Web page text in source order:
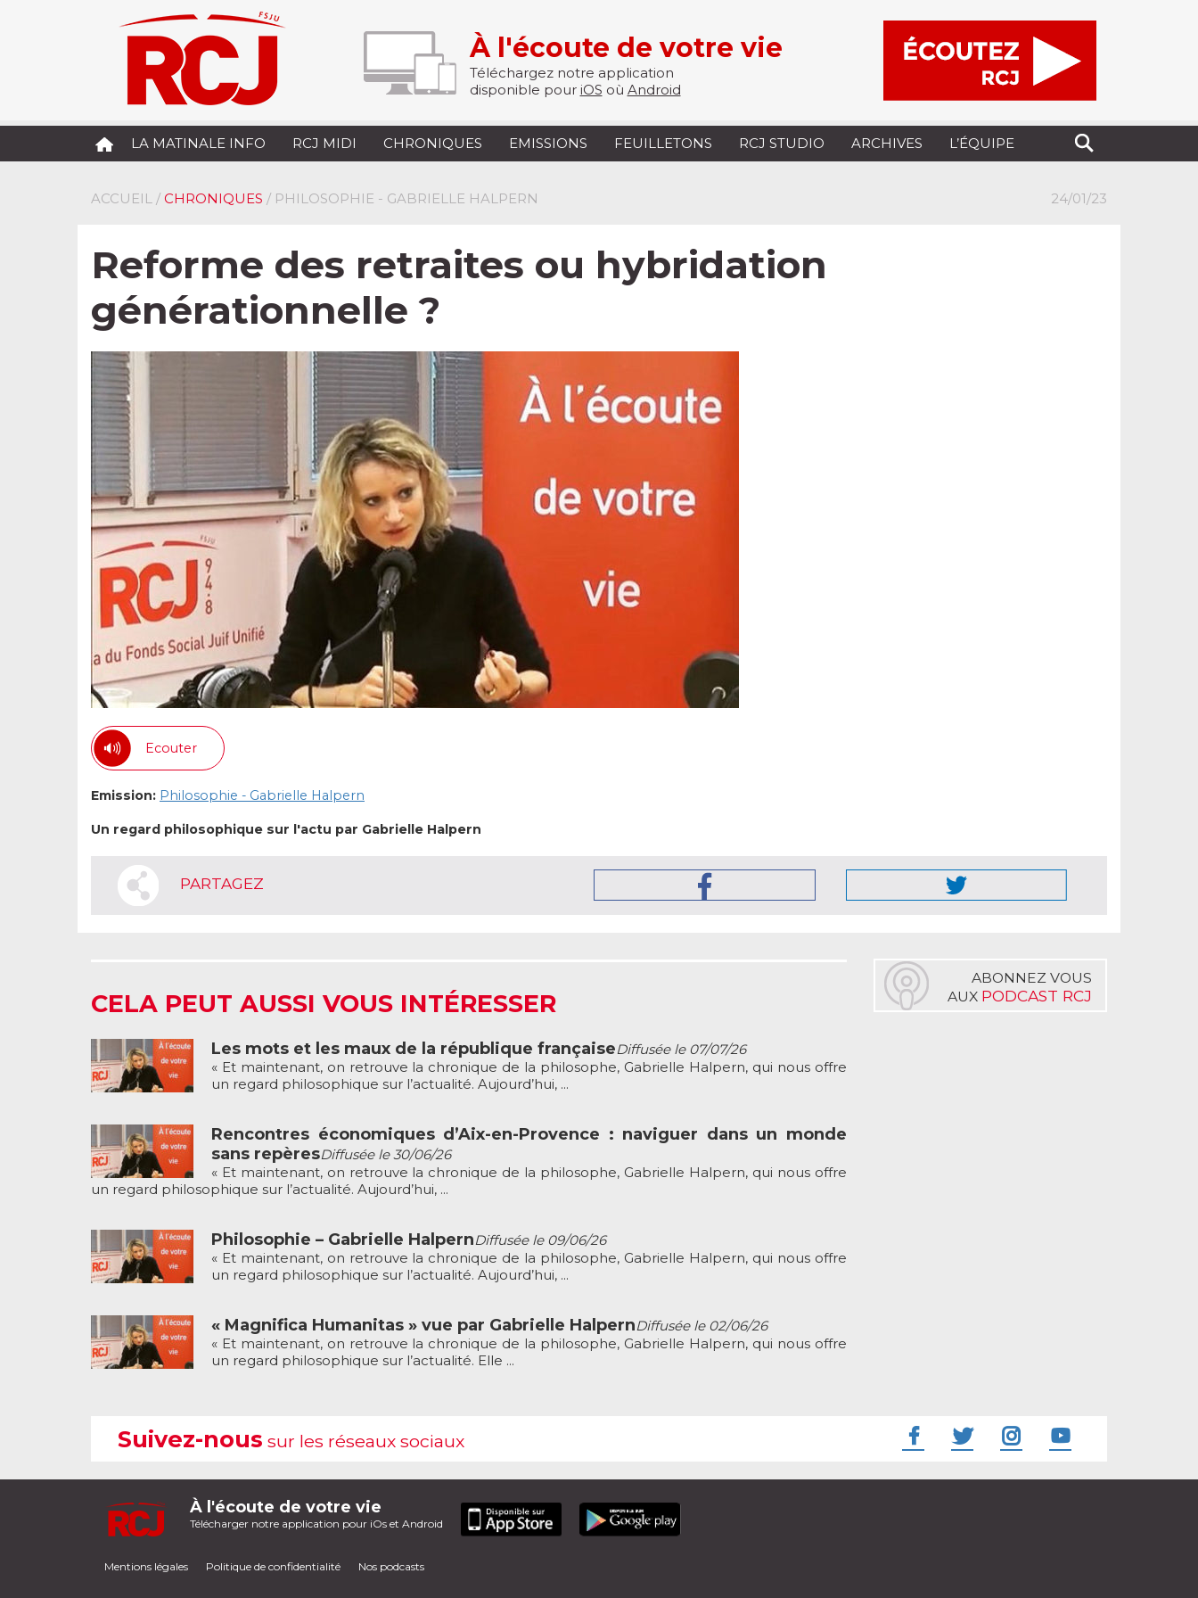
À l'écoute de votre vie
Téléchargez notre application
disponible pour iOS où Android
LA MATINALE INFO RCJ MIDI CHRONIQUES EMISSIONS FEUILLETONS RCJ STUDIO ARCHIVES L’ÉQUIPE
ACCUEIL / CHRONIQUES / PHILOSOPHIE - GABRIELLE HALPERN 24/01/23
Reforme des retraites ou hybridation
générationnelle ?
Ecouter
Emission: Philosophie - Gabrielle Halpern
Un regard philosophique sur l'actu par Gabrielle Halpern
PARTAGEZ
CELA PEUT AUSSI VOUS INTÉRESSER
Les mots et les maux de la république françaiseDiffusée le 07/07/26
« Et maintenant, on retrouve la chronique de la philosophe, Gabrielle Halpern, qui nous offre
un regard philosophique sur l’actualité. Aujourd’hui, ...
Rencontres économiques d’Aix-en-Provence : naviguer dans un monde
sans repèresDiffusée le 30/06/26
« Et maintenant, on retrouve la chronique de la philosophe, Gabrielle Halpern, qui nous offre
un regard philosophique sur l’actualité. Aujourd’hui, ...
Philosophie – Gabrielle HalpernDiffusée le 09/06/26
« Et maintenant, on retrouve la chronique de la philosophe, Gabrielle Halpern, qui nous offre
un regard philosophique sur l’actualité. Aujourd’hui, ...
« Magnifica Humanitas » vue par Gabrielle HalpernDiffusée le 02/06/26
« Et maintenant, on retrouve la chronique de la philosophe, Gabrielle Halpern, qui nous offre
un regard philosophique sur l’actualité. Elle ...
ABONNEZ VOUS
AUX PODCAST RCJ
Suivez-nous sur les réseaux sociaux
À l'écoute de votre vie
Télécharger notre application pour iOs et Android
Mentions légales Politique de confidentialité Nos podcasts